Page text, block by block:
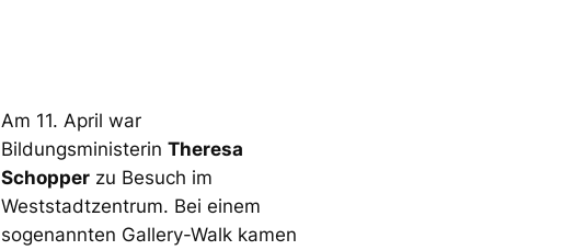
Am 11. April war
Bildungsministerin Theresa
Schopper zu Besuch im
Weststadtzentrum. Bei einem
sogenannten Gallery-Walk kamen